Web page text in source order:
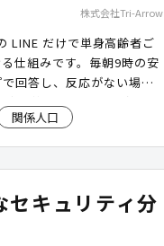
株式会社Tri-Arrow
LINE だけで単身高齢者ご
仕組みです。毎朝9時の安
回答し、反応がない場合
未応答なら自動音声確認→
られます。Wi‐Fiや特別
関係人口
セキュリティ分